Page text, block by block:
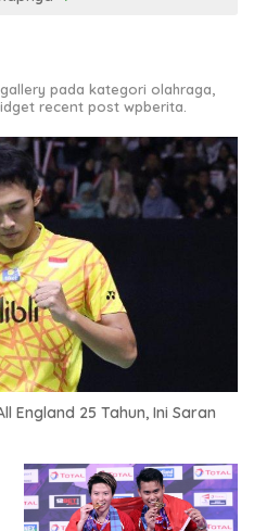
pada kategori olahraga,
recent post wpberita.
England 25 Tahun, Ini Saran